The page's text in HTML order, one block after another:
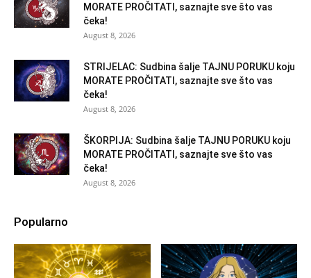
MORATE PROČITATI, saznajte sve što vas
čeka!
August 8, 2026
STRIJELAC: Sudbina šalje TAJNU PORUKU koju
MORATE PROČITATI, saznajte sve što vas
čeka!
August 8, 2026
ŠKORPIJA: Sudbina šalje TAJNU PORUKU koju
MORATE PROČITATI, saznajte sve što vas
čeka!
August 8, 2026
Popularno